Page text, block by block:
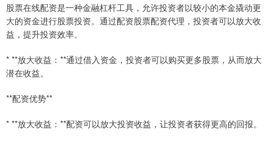
股票在线配资是一种金融杠杆工具，允许投资者以较小的本金撬动更
大的资金进行股票投资。通过配资股票配资代理，投资者可以放大收
益，提升投资效率。
* **放大收益：**通过借入资金，投资者可以购买更多股票，从而放大
潜在收益。
**配资优势**
* **放大收益：**配资可以放大投资收益，让投资者获得更高的回报。